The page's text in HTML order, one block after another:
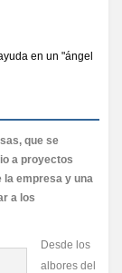
en un "ángel
que se
a proyectos
la empresa y una
a los
Desde los
albores del